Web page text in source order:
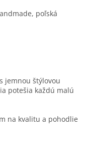
poľská
jemnou štýlovou
potešia každú malú
na kvalitu a pohodlie